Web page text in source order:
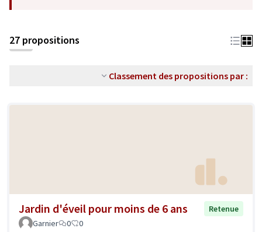
27 propositions
Classement des propositions par :
Jardin d'éveil pour moins de 6 ans
Retenue
Garnier
0 0